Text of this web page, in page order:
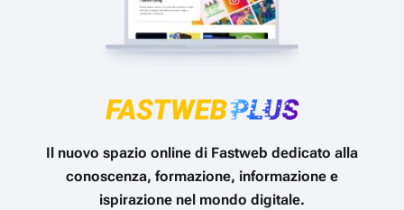
Il nuovo spazio online di Fastweb dedicato alla
conoscenza, formazione, informazione e
ispirazione nel mondo digitale.